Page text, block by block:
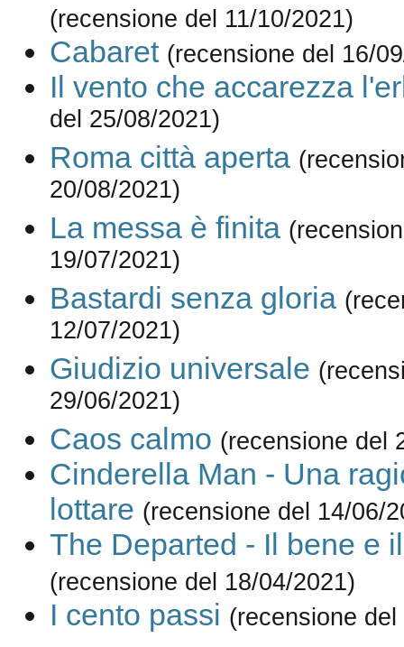
(recensione del 11/10/2021)
Cabaret (recensione del 16/
Il vento che accarezza
del 25/08/2021)
Roma città aperta
20/08/2021)
La messa è finita
19/07/2021)
Bastardi senza gloria
12/07/2021)
Giudizio universale
29/06/2021)
Caos calmo (recensione del
Cinderella Man - Una
lottare (recensione del 14/06/
The Departed - Il bene e
(recensione del 18/04/2021)
I cento passi (recensione